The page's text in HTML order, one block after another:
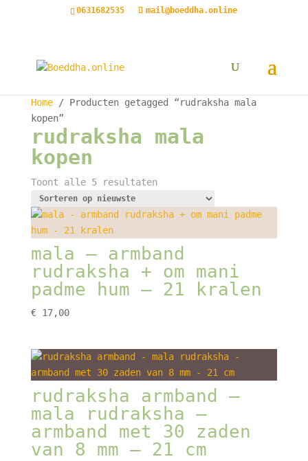
0631682535 mail@boeddha.online
Home/ Producten getagged “rudraksha mala
kopen”
rudraksha mala
kopen
Toont alle 5 resultatenGesorteerd
nieuwste
mala – armband
rudraksha + om mani
padme hum – 21 kralen
€17,00
rudraksha armband –
mala rudraksha –
armband met 30 zaden
van 8 mm – 21 cm